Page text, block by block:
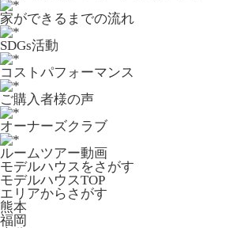
家ができるまでの流れ
SDGs活動
コストパフォーマンス
ご購入者様の声
オーナーズクラブ
ルームツアー動画
モデルハウスをさがす
モデルハウスTOP
エリアからさがす
熊本
福岡